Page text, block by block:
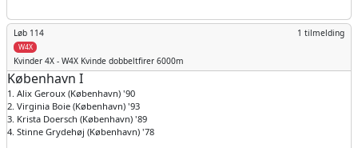
Løb 114 1 tilmelding
W4X
Kvinder 4X - W4X Kvinde dobbeltfirer 6000m
København I
1. Alix Geroux (København) '90
2. Virginia Boie (København) '93
3. Krista Doersch (København) '89
4. Stinne Grydehøj (København) '78